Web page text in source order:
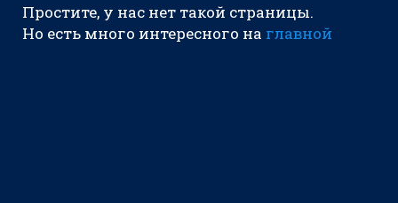
Простите, у нас нет такой страницы.
Но есть много интересного на главной